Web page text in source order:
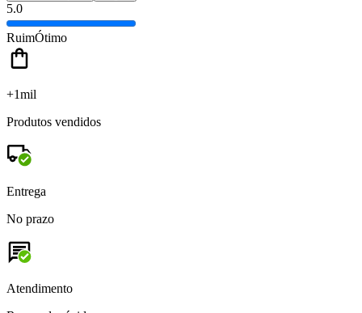
5.0
RuimÓtimo
+1mil
Produtos vendidos
Entrega
No prazo
Atendimento